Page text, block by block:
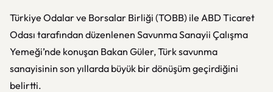
Türkiye Odalar ve Borsalar Birliği (TOBB) ile ABD Ticaret
Odası tarafından düzenlenen Savunma Sanayii Çalışma
Yemeği’nde konuşan Bakan Güler, Türk savunma
sanayisinin son yıllarda büyük bir dönüşüm geçirdiğini
belirtti.